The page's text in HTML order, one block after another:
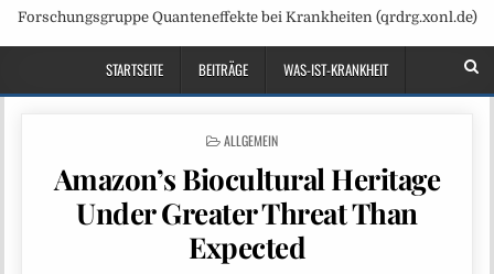
Forschungsgruppe Quanteneffekte bei Krankheiten (qrdrg.xonl.de)
STARTSEITE BEITRÄGE WAS-IST-KRANKHEIT
POSTED
ALLGEMEIN
Amazon’s Biocultural Heritage
Under Greater Threat Than
Expected